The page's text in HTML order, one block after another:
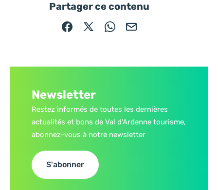
Partager ce contenu
Partager sur Facebook (nouvelle fenêtre)
Partager sur X / Twitter (nouvelle
Partager sur WhatsApp
Partager par mail
Newsletter
Restez informés de toutes les dernières
actualités et bons de Val d’Ardenne tourisme,
abonnez-vous à notre newsletter
S'abonner